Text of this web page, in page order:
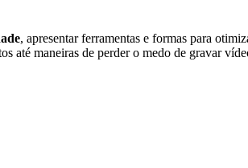
, apresentar ferramentas e formas para
até maneiras de perder o medo de gravar